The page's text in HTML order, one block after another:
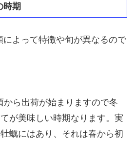
時期
よって特徴や旬が異なるので
から出荷が始まりますので冬
が美味しい時期なります。実
蠣にはあり、それは春から初